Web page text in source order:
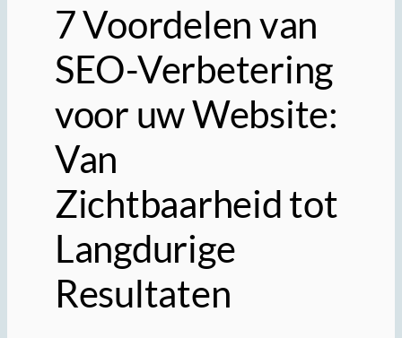
7 Voordelen van
SEO-Verbetering
voor uw Website:
Van
Zichtbaarheid tot
Langdurige
Resultaten